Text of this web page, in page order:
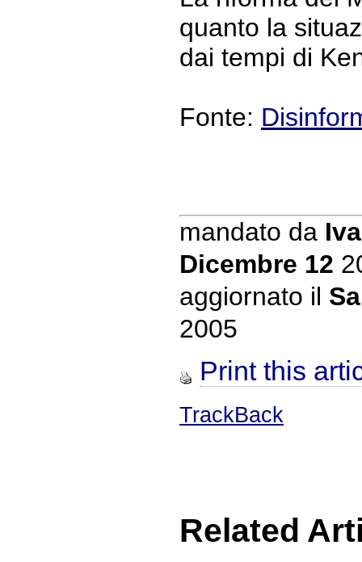
quanto la
dai tempi di
Fonte:
mandato da
Dicembre 12
aggiornato il
2005
Print this
TrackBack
Related